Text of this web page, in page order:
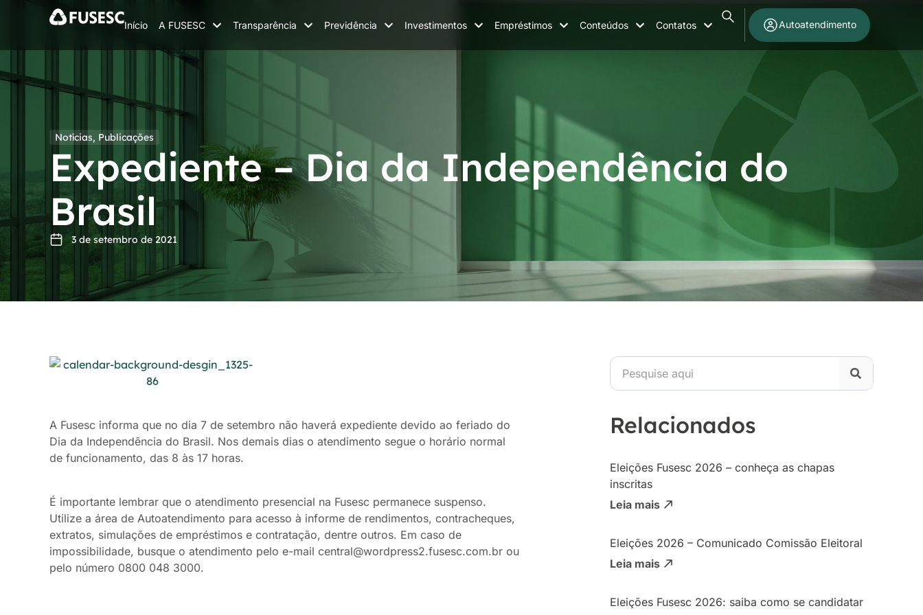
Início A FUSESC Transparência Previdência Investimentos Empréstimos Conteúdos Contatos Autoatendimento
Notícias, Publicações
Expediente – Dia da Independência do
Brasil
3 de setembro de 2021
A Fusesc informa que no dia 7 de setembro não haverá expediente devido ao feriado do
Dia da Independência do Brasil. Nos demais dias o atendimento segue o horário normal
de funcionamento, das 8 às 17 horas.
É importante lembrar que o atendimento presencial na Fusesc permanece suspenso.
Utilize a área de Autoatendimento para acesso à informe de rendimentos, contracheques,
extratos, simulações de empréstimos e contratação, dentre outros. Em caso de
impossibilidade, busque o atendimento pelo e-mail central@wordpress2.fusesc.com.br ou
pelo número 0800 048 3000.
Relacionados
Eleições Fusesc 2026 – conheça as chapas
inscritas
Leia mais
Eleições 2026 – Comunicado Comissão Eleitoral
Leia mais
Eleições Fusesc 2026: saiba como se candidatar